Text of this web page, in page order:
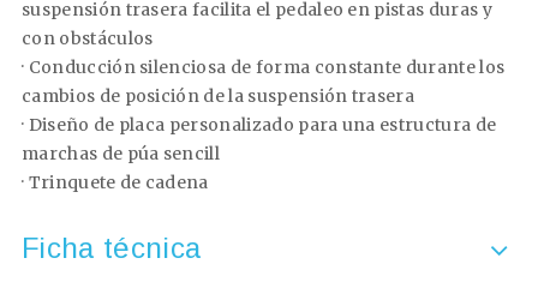
suspensión trasera facilita el pedaleo en pistas duras y
con obstáculos
· Conducción silenciosa de forma constante durante los
cambios de posición de la suspensión trasera
· Diseño de placa personalizado para una estructura de
marchas de púa sencill
· Trinquete de cadena
Ficha técnica